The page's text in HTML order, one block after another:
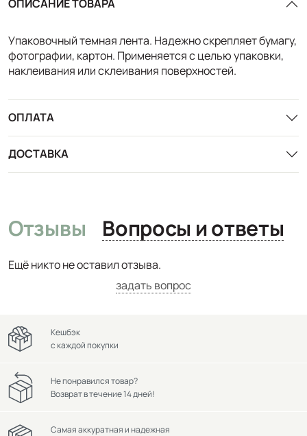
ОПИСАНИЕ ТОВАРА
Упаковочный темная лента. Надежно скрепляет бумагу,
фотографии, картон. Применяется с целью упаковки,
наклеивания или склеивания поверхностей.
ОПЛАТА
ДОСТАВКА
Отзывы Вопросы и ответы
Ещё никто не оставил отзыва.
задать вопрос
Кешбэк
с каждой покупки
Не понравился товар?
Возврат в течение 14 дней!
Самая аккуратная и надежная